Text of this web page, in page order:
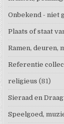
Onbekend - niet
Plaats of staat
Ramen, deuren,
Referentie
religieus (81)
Sieraad en
Speelgoed,